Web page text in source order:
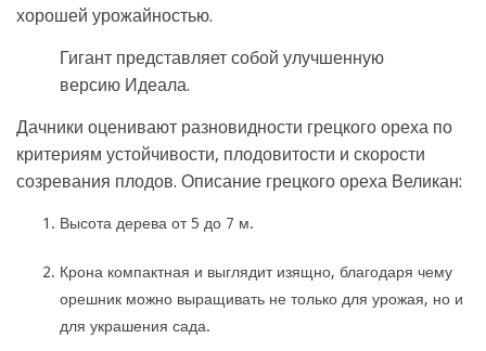
хорошей урожайностью.
Гигант представляет собой улучшенную
версию Идеала.
Дачники оценивают разновидности грецкого ореха по
критериям устойчивости, плодовитости и скорости
созревания плодов. Описание грецкого ореха Великан:
Высота дерева от 5 до 7 м.
Крона компактная и выглядит изящно, благодаря чему
орешник можно выращивать не только для урожая, но и
для украшения сада.